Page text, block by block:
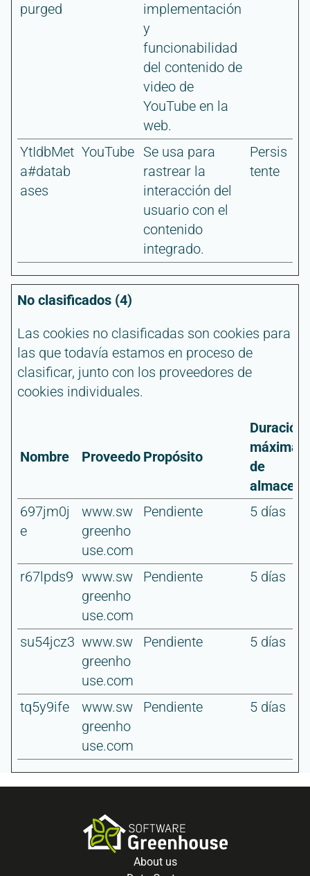
purged
implementación
y
funcionabilidad
del contenido de
video de
YouTube en la
web.
YtIdbMet
a#datab
ases
YouTube Se usa para
rastrear la
interacción del
usuario con el
contenido
integrado.
Persis
tente
No clasificados (4)
Las cookies no clasificadas son cookies para
las que todavía estamos en proceso de
clasificar, junto con los proveedores de
cookies individuales.
Nombre ProveedorPropósito
Duración
máxima
de
697jm0j
e
www.sw
greenho
use.com
Pendiente 5 días
r67lpds9 www.sw
greenho
use.com
Pendiente 5 días
su54jcz3 www.sw
greenho
use.com
Pendiente 5 días
tq5y9ife
www.sw
greenho
use.com
Pendiente 5 días
About us